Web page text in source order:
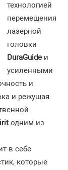
технологией
перемещения
лазерной
головки
DuraGuide и
усиленными
и
и режущая
одним из
в себе
которые